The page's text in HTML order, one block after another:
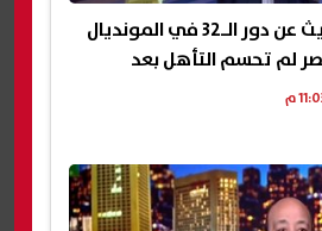
عمرو أديب: الحديث عن دور الـ32 في المونديال
لم تحسم التأهل بعد